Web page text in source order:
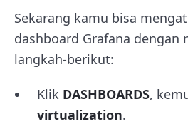
Sekarang kamu bisa
dashboard Grafana dengan
langkah-berikut:
Klik DASHBOARDS,
virtualization.